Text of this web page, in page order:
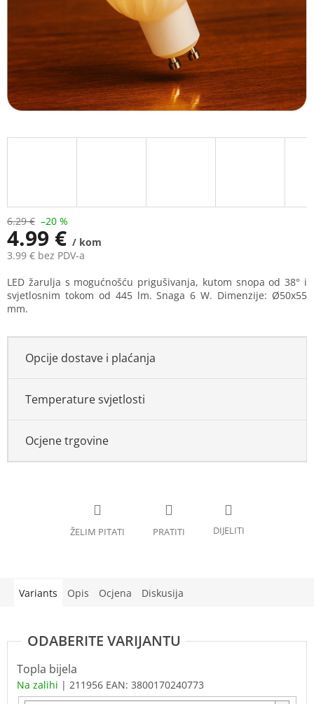
6.29 € –20 %
4.99 € / kom
3.99 € bez PDV-a
Measure
price:
LED žarulja s mogućnošću prigušivanja, kutom snopa od 38° i
svjetlosnim tokom od 445 lm. Snaga 6 W. Dimenzije: Ø50x55
mm.
Opcije dostave i plaćanja
Temperature svjetlosti
Ocjene trgovine
Variants Opis Ocjena Diskusija
Topla bijela
Na zalihi | 211956 EAN: 3800170240773